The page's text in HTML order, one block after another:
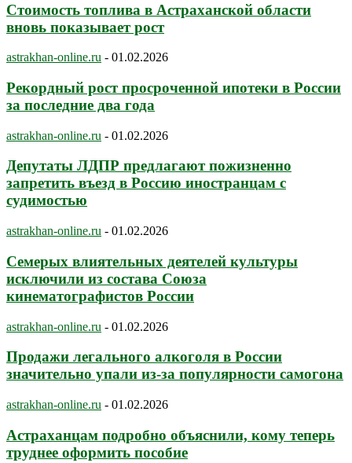
Стоимость топлива в Астраханской области
вновь показывает рост
astrakhan-online.ru - 01.02.2026
Рекордный рост просроченной ипотеки в России
за последние два года
astrakhan-online.ru - 01.02.2026
Депутаты ЛДПР предлагают пожизненно
запретить въезд в Россию иностранцам с
судимостью
astrakhan-online.ru - 01.02.2026
Семерых влиятельных деятелей культуры
исключили из состава Союза
кинематографистов России
astrakhan-online.ru - 01.02.2026
Продажи легального алкоголя в России
значительно упали из-за популярности самогона
astrakhan-online.ru - 01.02.2026
Астраханцам подробно объяснили, кому теперь
труднее оформить пособие